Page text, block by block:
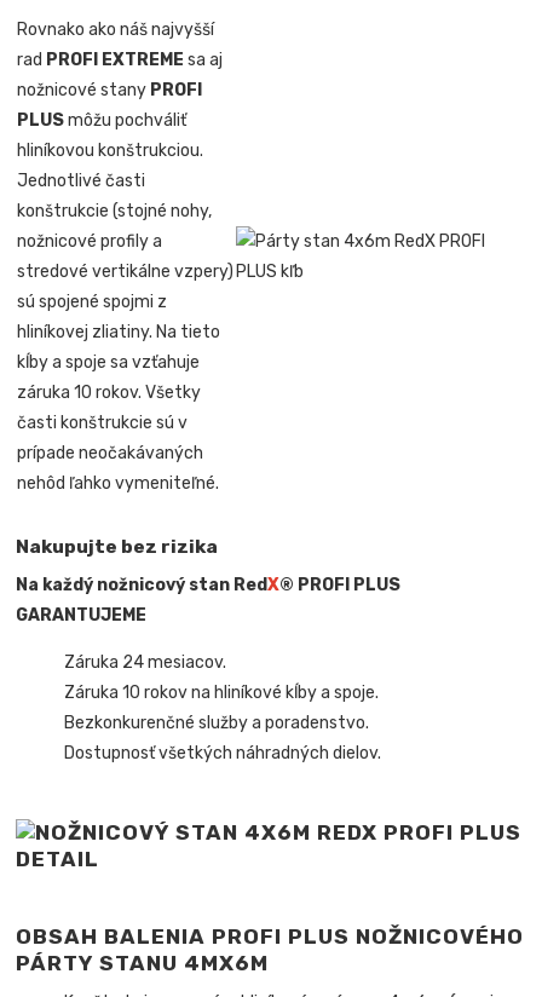
Rovnako ako náš najvyšší
rad PROFI EXTREME sa aj
nožnicové stany PROFI
PLUSmôžu pochváliť
hliníkovou konštrukciou.
Jednotlivé časti
konštrukcie (stojné nohy,
nožnicové profily a
stredové vertikálne vzpery)
sú spojené spojmi z
hliníkovej zliatiny. Na tieto
kĺby a spoje sa vzťahuje
záruka 10 rokov. Všetky
časti konštrukcie sú v
prípade neočakávaných
nehôd ľahko vymeniteľné.
Nakupujte bez rizika
Na každý nožnicový stan RedX® PROFI PLUS
GARANTUJEME
Záruka 24 mesiacov.
Záruka 10 rokov na hliníkové kĺby a spoje.
Bezkonkurenčné služby a poradenstvo.
Dostupnosť všetkých náhradných dielov.
OBSAH BALENIA PROFI PLUS NOŽNICOVÉHO
PÁRTY STANU 4MX6M